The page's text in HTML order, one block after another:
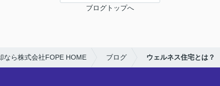
ブログトップへ
なら株式会社FOPE HOME ブログ ウェルネス住宅とは？